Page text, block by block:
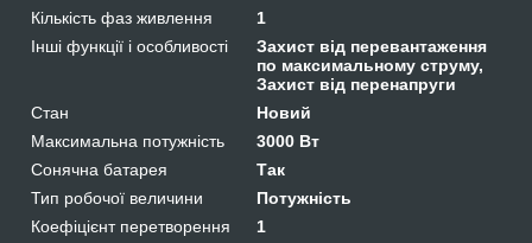
Кількість фаз живлення
1
Інші функції і особливості
Захист від перевантаження
по максимальному струму,
Захист від перенапруги
Стан
Новий
Максимальна потужність
3000 Вт
Сонячна батарея
Так
Тип робочої величини
Потужність
Коефіцієнт перетворення
1